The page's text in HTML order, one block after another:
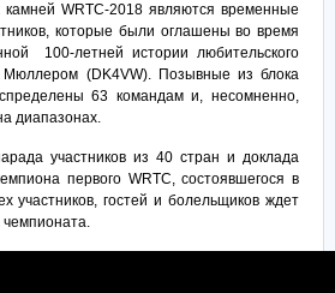
WRTC-2018 являются временные
которые были оглашены во время
100-летней истории любительского
(DK4VW). Позывные из блока
63 командам и, несомненно,
диапазонах.
участников из 40 стран и доклада
первого WRTC, состоявшегося в
участников, гостей и болельщиков ждет